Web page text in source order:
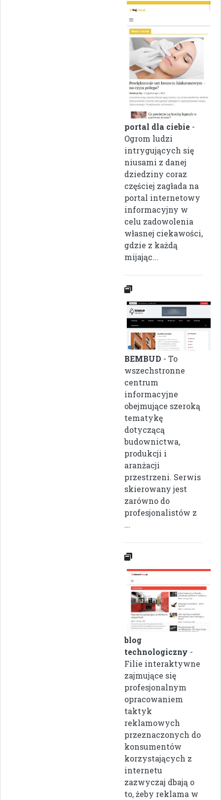
portal dla ciebie -
Ogrom ludzi
intrygujących się
niusami z danej
dziedziny coraz
częściej zagłada na
portal internetowy
informacyjny w
celu zadowolenia
własnej ciekawości,
gdzie z każdą
mijając...
BEMBUD - To
wszechstronne
centrum
informacyjne
obejmujące szeroką
tematykę
dotyczącą
budownictwa,
produkcji i
aranżacji
przestrzeni. Serwis
skierowany jest
zarówno do
profesjonalistów z
...
blog
technologiczny -
Filie interaktywne
zajmujące się
profesjonalnym
opracowaniem
taktyk
reklamowych
przeznaczonych do
konsumentów
korzystających z
internetu
zazwyczaj dbają o
to, żeby reklama w